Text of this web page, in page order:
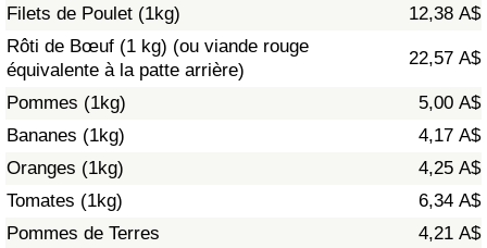
Filets de Poulet (1kg)
12,38 A$
Rôti de Bœuf (1 kg) (ou viande rouge
équivalente à la patte arrière)
22,57 A$
Pommes (1kg)
5,00 A$
Bananes (1kg)
4,17 A$
Oranges (1kg)
4,25 A$
Tomates (1kg)
6,34 A$
Pommes de Terres
4,21 A$
Indice des soins de santé par Pays
Pollution
Indice de pollution
Indice de Pollution par Pays